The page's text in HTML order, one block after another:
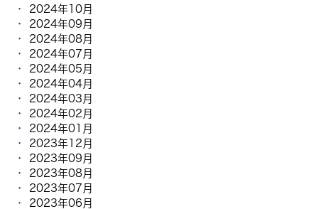
2024年10月
2024年09月
2024年08月
2024年07月
2024年05月
2024年04月
2024年03月
2024年02月
2024年01月
2023年12月
2023年09月
2023年08月
2023年07月
2023年06月